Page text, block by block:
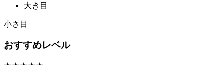
大き目
小さ目
おすすめレベル